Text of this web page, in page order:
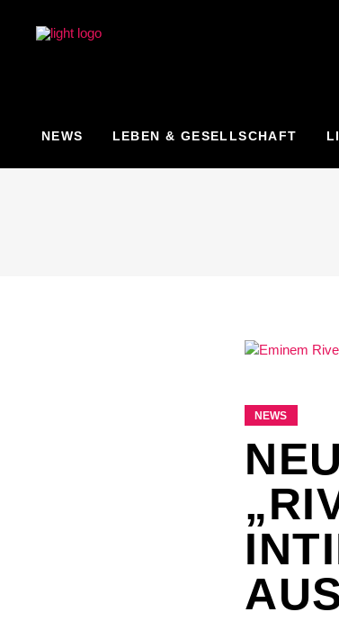
NEWS LEBEN & GESELLSCHAFT
NEWS